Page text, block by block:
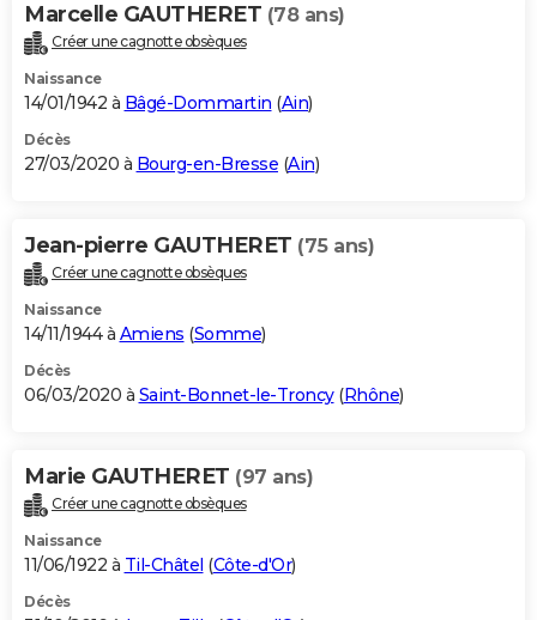
Marcelle GAUTHERET (78 ans)
Créer une cagnotte obsèques
Naissance
14/01/1942 à Bâgé-Dommartin (Ain)
Décès
27/03/2020 à Bourg-en-Bresse (Ain)
Jean-pierre GAUTHERET (75 ans)
Créer une cagnotte obsèques
Naissance
14/11/1944 à Amiens (Somme)
Décès
06/03/2020 à Saint-Bonnet-le-Troncy(Rhône)
Marie GAUTHERET (97 ans)
Créer une cagnotte obsèques
Naissance
11/06/1922 à Til-Châtel (Côte-d'Or)
Décès